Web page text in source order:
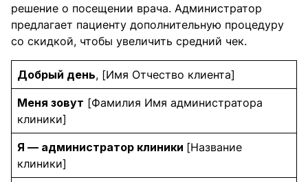
решение о посещении врача. Администратор
предлагает пациенту дополнительную процедуру
со скидкой, чтобы увеличить средний чек.
Добрый день, [Имя Отчество клиента]
Меня зовут [Фамилия Имя администратора
клиники]
Я — администратор клиники [Название
клиники]